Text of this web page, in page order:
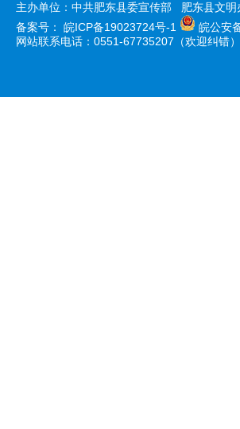
主办单位：中共肥东县委宣传部 肥东县文明
备案号： 皖ICP备19023724号-1
皖公安
网站联系电话：0551-67735207（欢迎纠错）